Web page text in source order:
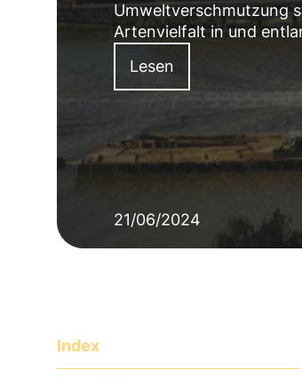
Umweltverschmutzung
Artenvielfalt in und
Lesen
21/06/2024
Index